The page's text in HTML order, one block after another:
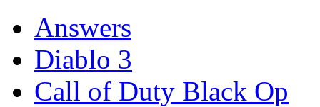
Answers
Diablo 3
Call of Duty Black Op